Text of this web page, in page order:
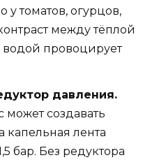
у томатов, огурцов,
между тёплой
провоцирует
давления.
создавать
капельная лента
бар. Без редуктора